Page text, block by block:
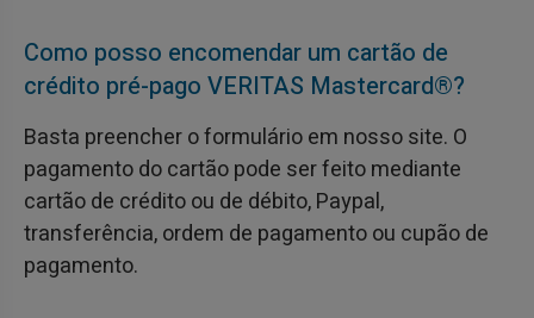
Como posso encomendar um cartão de
crédito pré-pago VERITAS Mastercard®?
Basta preencher o formulário em nosso site. O
pagamento do cartão pode ser feito mediante
cartão de crédito ou de débito, Paypal,
transferência, ordem de pagamento ou cupão de
pagamento.